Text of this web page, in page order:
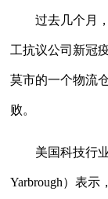
过去几个月
工抗议公司新冠
莫市的一个物流
败。
美国科技行
Yarbrough）表示